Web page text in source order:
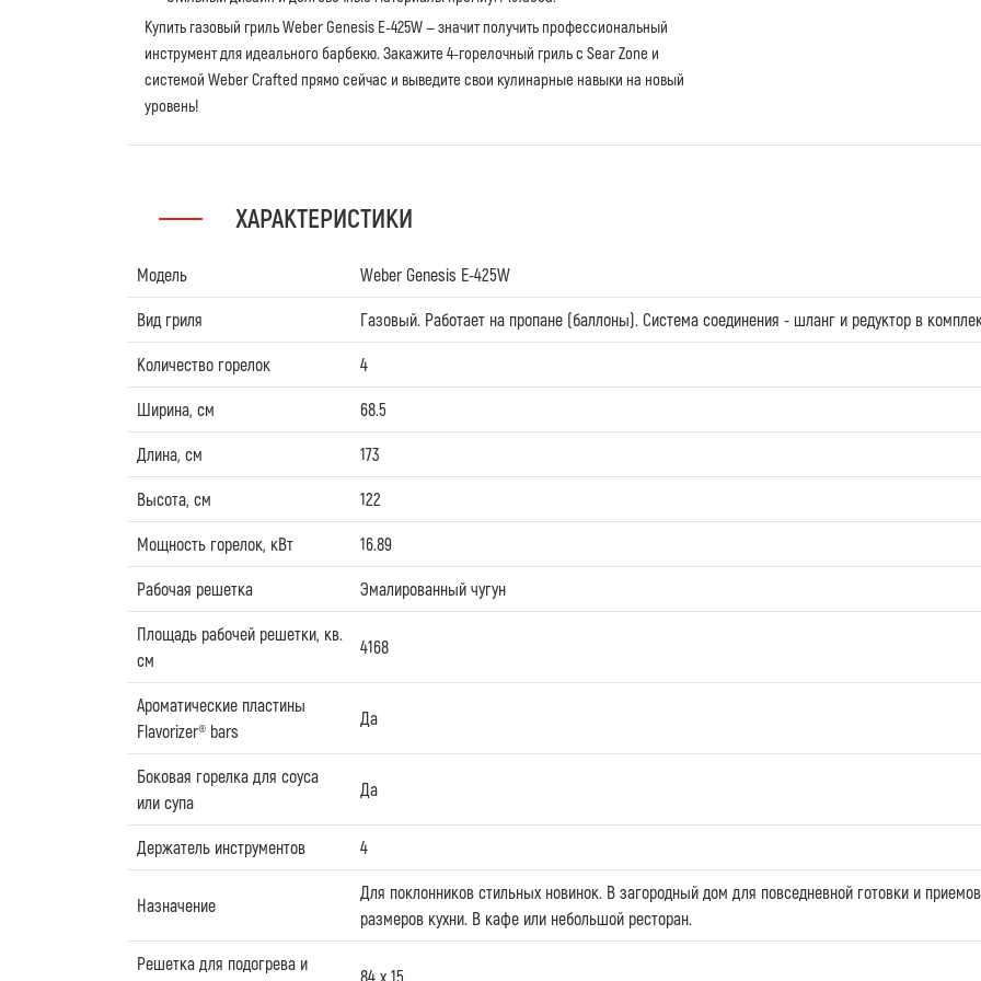
Купить газовый гриль Weber Genesis E-425W — значит получить профессиональный
инструмент для идеального барбекю. Закажите 4-горелочный гриль с Sear Zone и
системой Weber Crafted прямо сейчас и выведите свои кулинарные навыки на новый
уровень!
ХАРАКТЕРИСТИКИ
Модель Weber Genesis E-425W
Вид гриля Газовый. Работает на пропане (баллоны). Система соединения - шланг и редуктор в
Количество горелок 4
Ширина, см 68.5
Длина, см 173
Высота, см 122
Мощность горелок, кВт 16.89
Рабочая решетка Эмалированный чугун
Площадь рабочей решетки, кв.
см
4168
Ароматические пластины
Flavorizer® bars
Да
Боковая горелка для соуса
или супа
Да
Держатель инструментов 4
Назначение
Для поклонников стильных новинок. В загородный дом для повседневной готовки и
размеров кухни. В кафе или небольшой ресторан.
Решетка для подогрева и
84 x 15